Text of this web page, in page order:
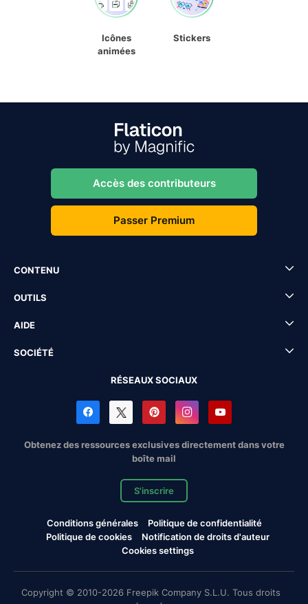
Icônes
animées
Stickers
Accès des contributeurs
Passer Premium
CONTENU
OUTILS
AIDE
SOCIÉTÉ
RÉSEAUX SOCIAUX
Obtenez des ressources exclusives directement dans votre
boîte mail
S'inscrire
Conditions générales
Politique de confidentialité
Politique de cookies
Notification de droits d'auteur
Cookies settings
Copyright © 2010-2026 Freepik Company S.L.U. Tous droits